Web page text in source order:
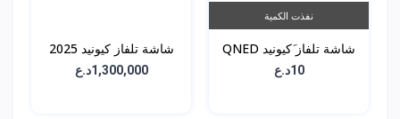
نفذت الكمية
شاشة تلفاز َكيونيد QNED
10د.ع
شاشة تلفاز كيونيد 2025
1,300,000د.ع